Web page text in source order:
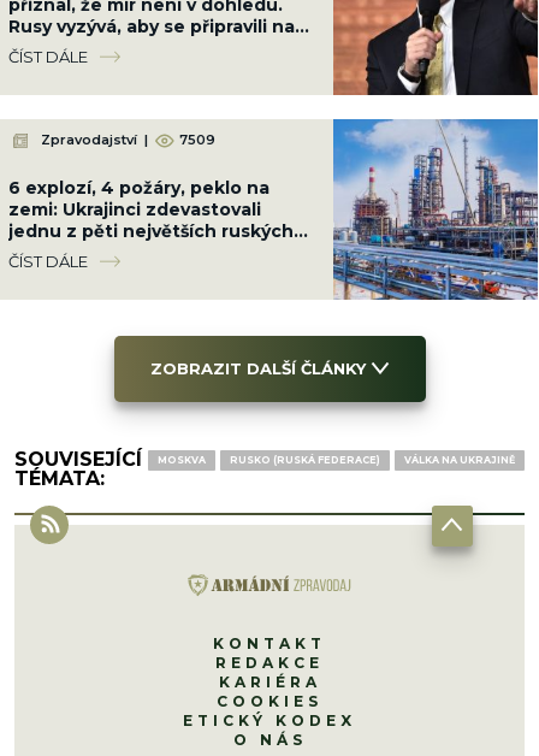
přiznal, že mír není v dohledu.
Rusy vyzývá, aby se připravili na
dlouhou válku
ČÍST DÁLE
Zpravodajství | 7509
6 explozí, 4 požáry, peklo na
zemi: Ukrajinci zdevastovali
jednu z pěti největších ruských
rafinerií 700 km od hranic i lodě
FSB
ČÍST DÁLE
ZOBRAZIT DALŠÍ ČLÁNKY
SOUVISEJÍCÍ
TÉMATA:
MOSKVA RUSKO (RUSKÁ FEDERACE) VÁLKA NA UKRAJINĚ
KONTAKT
REDAKCE
KARIÉRA
COOKIES
ETICKÝ KODEX
O NÁS